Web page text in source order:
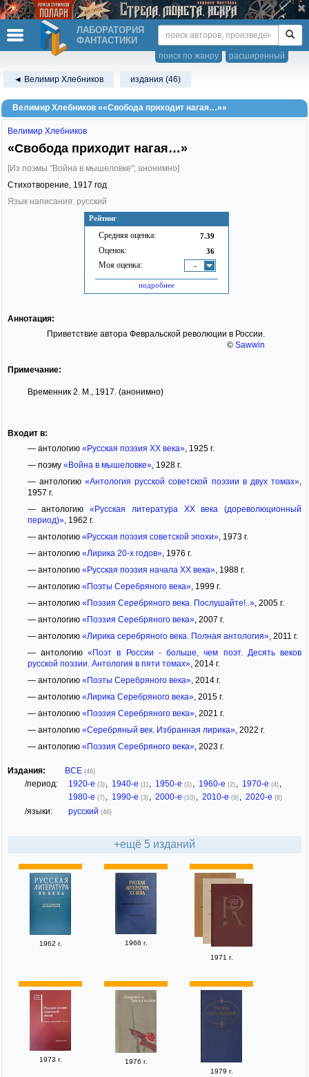
ЛАБОРАТОРИЯ
ФАНТАСТИКИ
расширенный
поиск по жанру
◄ Велимир Хлебников издания (46)
Велимир Хлебников ««Свобода приходит нагая…»»
Рейтинг
Средняя оценка: 7.39
Оценок: 36
Моя оценка: -
подробнее
Велимир Хлебников
«Свобода приходит нагая…»
[Из поэмы "Война в мышеловке"; анонимно]
Стихотворение, 1917 год
Язык написания: русский
Аннотация:
Приветствие автора Февральской революции в России.
© Sawwin
Примечание:
Временник 2. М., 1917. (анонимно)
Входит в:
— антологию «Русская поэзия XX века», 1925 г.
— поэму «Война в мышеловке», 1928 г.
— антологию«Антология русской советской поэзии в двух томах»
1957 г.
— антологию«Русская литература XX века (дореволюционный
период)», 1962 г.
— антологию «Русская поэзия советской эпохи», 1973 г.
— антологию «Лирика 20-х годов», 1976 г.
— антологию «Русская поэзия начала XX века», 1988 г.
— антологию «Поэты Серебряного века», 1999 г.
— антологию «Поэзия Серебряного века. Послушайте!..», 2005 г.
— антологию «Поэзия Серебряного века», 2007 г.
— антологию «Лирика серебряного века. Полная антология», 2011 г.
— антологию«Поэт в России - больше, чем поэт. Десять веков
русской поэзии. Антология в пяти томах», 2014 г.
— антологию «Поэты Серебряного века», 2014 г.
— антологию «Лирика Серебряного века», 2015 г.
— антологию «Поэзия Серебряного века», 2021 г.
— антологию «Серебряный век. Избранная лирика», 2022 г.
— антологию «Поэзия Серебряного века», 2023 г.
Издания: ВСЕ (46)
/период: 1920-е (3) 1940-е (1) 1950-е (1) 1960-е (2) 1970-е (4)
1980-е (7) 1990-е (3) 2000-е (10) 2010-е (9) 2020-е (6)
/языки: русский (46)
+ещё 5 изданий
1962 г.
1966 г.
1971 г.
1973 г.
1976 г.
1979 г.